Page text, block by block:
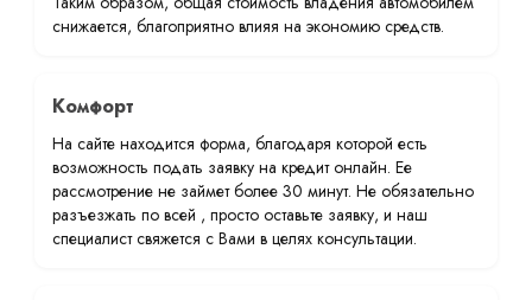
снижается, благоприятно влияя на экономию средств.
Комфорт
На сайте находится форма, благодаря которой есть
возможность подать заявку на кредит онлайн. Ее
рассмотрение не займет более 30 минут. Не обязательно
разъезжать по всей , просто оставьте заявку, и наш
специалист свяжется с Вами в целях консультации.